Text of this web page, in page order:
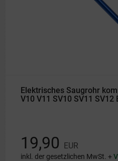
Elektrisches Saugrohr
V10 V11 SV10 SV11 SV12
19,90 EUR
inkl. der gesetzlichen MwSt. +